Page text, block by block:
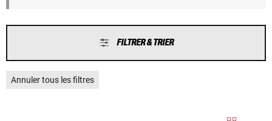
FILTRER & TRIER
Annuler tous les filtres